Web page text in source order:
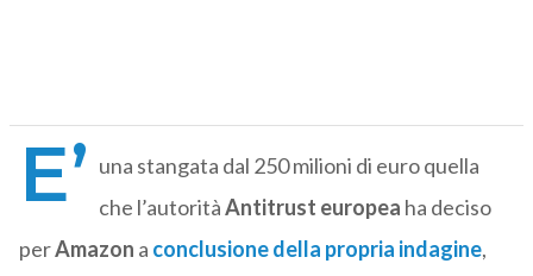
E’ una stangata dal 250 milioni di euro quella
che l’autoritàAntitrust europea ha deciso
perAmazon a conclusione della propria indagine,